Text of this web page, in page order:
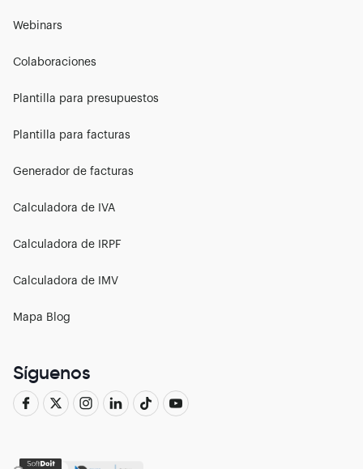
Webinars
Colaboraciones
Plantilla para presupuestos
Plantilla para facturas
Generador de facturas
Calculadora de IVA
Calculadora de IRPF
Calculadora de IMV
Mapa Blog
Síguenos